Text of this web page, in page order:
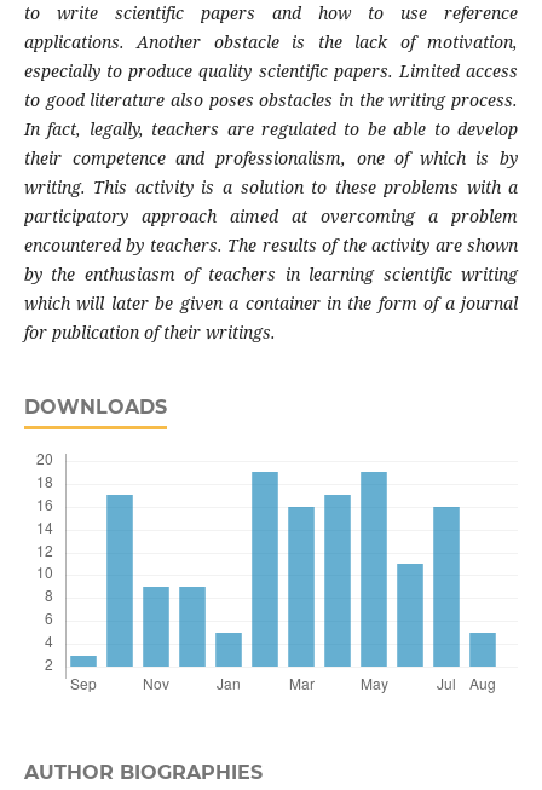
to write scientific papers and how to use reference
applications. Another obstacle is the lack of motivation,
especially to produce quality scientific papers. Limited access
to good literature also poses obstacles in the writing process.
In fact, legally, teachers are regulated to be able to develop
their competence and professionalism, one of which is by
writing. This activity is a solution to these problems with a
participatory approach aimed at overcoming a problem
encountered by teachers. The results of the activity are shown
by the enthusiasm of teachers in learning scientific writing
which will later be given a container in the form of a journal
for publication of their writings.
DOWNLOADS
AUTHOR BIOGRAPHIES